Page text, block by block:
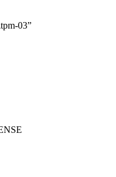
03”